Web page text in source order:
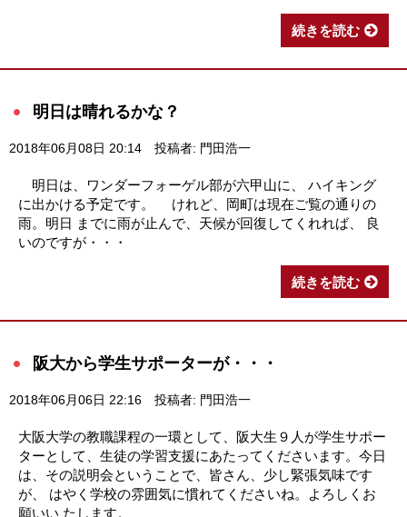
続きを読む
明日は晴れるかな？
2018年06月08日 20:14 投稿者: 門田浩一
明日は、ワンダーフォーゲル部が六甲山に、 ハイキング
に出かける予定です。 けれど、岡町は現在ご覧の通りの
雨。明日 までに雨が止んで、天候が回復してくれれば、 良
いのですが・・・
続きを読む
阪大から学生サポーターが・・・
2018年06月06日 22:16 投稿者: 門田浩一
大阪大学の教職課程の一環として、阪大生９人が学生サポー
ターとして、生徒の学習支援にあたってくださいます。今日
は、その説明会ということで、皆さん、少し緊張気味です
が、 はやく学校の雰囲気に慣れてくださいね。よろしくお
願いい たします。